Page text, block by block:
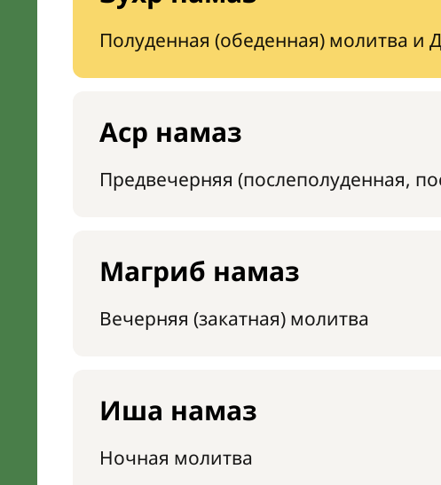
Полуденная (обеденная) молитва
Аср намаз
Предвечерняя (послеполуденная,
Магриб намаз
Вечерняя (закатная) молитва
Иша намаз
Ночная молитва